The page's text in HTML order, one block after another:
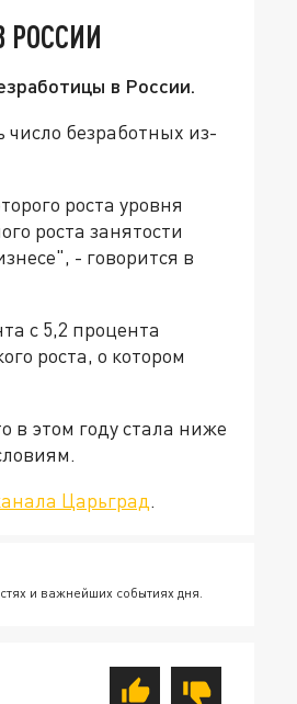
РОССИИ
в России.
безработных из-
роста уровня
роста занятости
- говорится в
с 5,2 процента
роста, о котором
в этом году стала ниже
Царьград.
и важнейших событиях дня.